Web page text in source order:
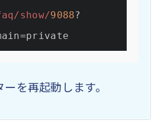
/show/9088?
を再起動します。